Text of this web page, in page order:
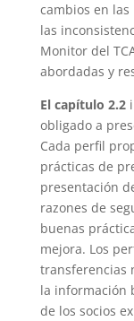
cambios en
las
Monitor del
abordadas y
El capítulo 2.2
obligado a
Cada perfil
prácticas de
presentación
razones de
buenas
mejora. Los
transferencias
la información
de los socios